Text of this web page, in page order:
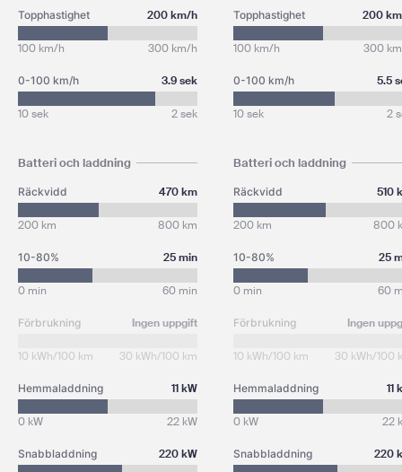
Topphastighet 200 km/h
100 km/h 300 km/h
0-100 km/h 3.9 sek
10 sek 2 sek
Batteri och laddning
Räckvidd 470 km
200 km 800 km
10-80% 25 min
0 min 60 min
Förbrukning Ingen uppgift
10 kWh/100 km 30 kWh/100 km
Hemmaladdning 11 kW
0 kW 22 kW
Snabbladdning 220 kW
Topphastighet 200
100 km/h 300
0-100 km/h 5.5
10 sek 2
Batteri och laddning
Räckvidd 510
200 km 800
10-80% 25
0 min 60
Förbrukning Ingen
10 kWh/100 km 30 kWh/100
Hemmaladdning 11
0 kW 22
Snabbladdning 220